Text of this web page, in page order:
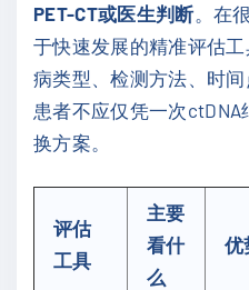
PET-CT或医生判断。在
于快速发展的精准评估
病类型、检测方法、时间
患者不应仅凭一次
换方案。
评估
工具
主要
看什
么
优